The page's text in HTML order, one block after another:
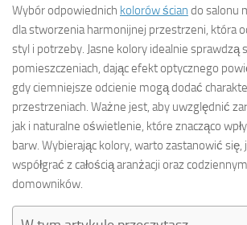
Wybór odpowiednich kolorów ścian do salonu
dla stworzenia harmonijnej przestrzeni, która
styl i potrzeby. Jasne kolory idealnie sprawdzą
pomieszczeniach, dając efekt optycznego
gdy ciemniejsze odcienie mogą dodać
przestrzeniach. Ważne jest, aby uwzględnić
jak i naturalne oświetlenie, które znacząco
barw. Wybierając kolory, warto zastanowić się,
współgrać z całością aranżacji oraz
domowników.